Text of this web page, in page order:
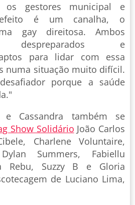
os gestores municipal e
é um canalha, o
gay direitosa. Ambos
despreparados e
para lidar com essa
numa situação muito difícil.
porque a saúde
Cassandra também se
Show Solidário João Carlos
Charlene Voluntaire,
Summers, Fabiellu
Rebu, Suzzy B e Gloria
de Luciano Lima,